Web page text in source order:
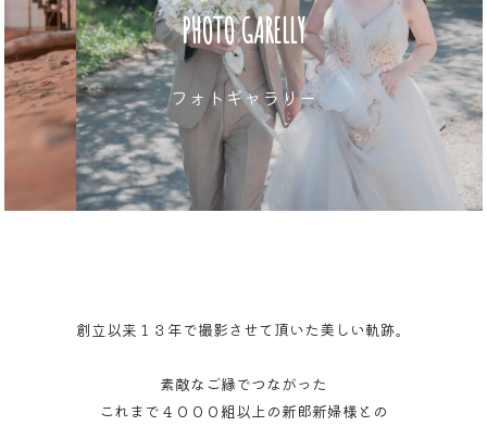
PHOTO GARELLY
フォトギャラリー
創立以来１３年で撮影させて頂いた美しい軌跡。
素敵なご縁でつながった
これまで４０００組以上の新郎新婦様との